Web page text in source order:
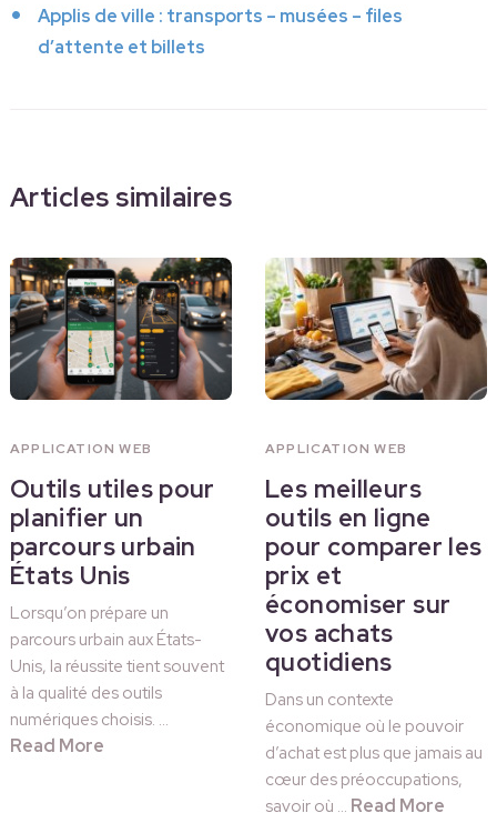
Applis de ville : transports – musées – files
d’attente et billets
Articles similaires
APPLICATION WEB
Outils utiles pour
planifier un
parcours urbain
États Unis
Lorsqu’on prépare un
parcours urbain aux États-
Unis, la réussite tient souvent
à la qualité des outils
numériques choisis. …
Read More
APPLICATION WEB
Les meilleurs
outils en ligne
pour comparer les
prix et
économiser sur
vos achats
quotidiens
Dans un contexte
économique où le pouvoir
d’achat est plus que jamais au
cœur des préoccupations,
savoir où … Read More